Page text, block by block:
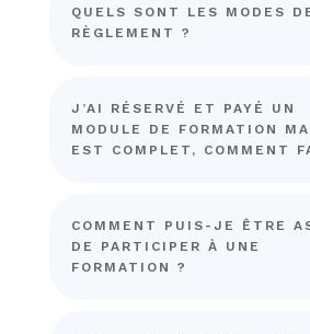
QUELS SONT LES MODES
RÈGLEMENT ?
J’AI RÉSERVÉ ET PAYÉ UN
MODULE DE FORMATION
EST COMPLET, COMMENT
COMMENT PUIS-JE ÊTRE
DE PARTICIPER À UNE
FORMATION ?